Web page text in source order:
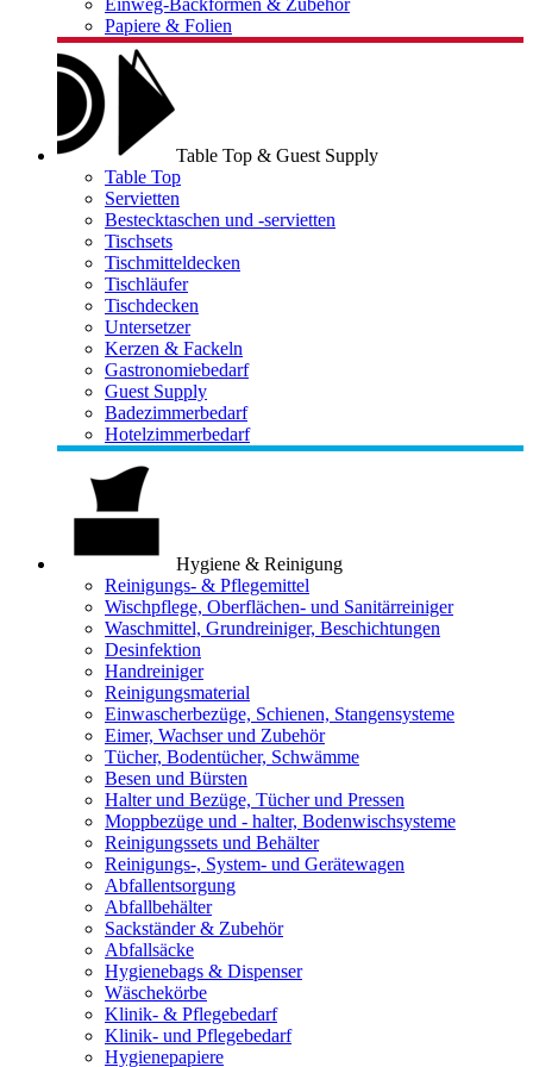
Einweg-Backformen & Zubehör
Papiere & Folien
Table Top & Guest Supply
Table Top
Servietten
Bestecktaschen und -servietten
Tischsets
Tischmitteldecken
Tischläufer
Tischdecken
Untersetzer
Kerzen & Fackeln
Gastronomiebedarf
Guest Supply
Badezimmerbedarf
Hotelzimmerbedarf
Hygiene & Reinigung
Reinigungs- & Pflegemittel
Wischpflege, Oberflächen- und Sanitärreiniger
Waschmittel, Grundreiniger, Beschichtungen
Desinfektion
Handreiniger
Reinigungsmaterial
Einwascherbezüge, Schienen, Stangensysteme
Eimer, Wachser und Zubehör
Tücher, Bodentücher, Schwämme
Besen und Bürsten
Halter und Bezüge, Tücher und Pressen
Moppbezüge und - halter, Bodenwischsysteme
Reinigungssets und Behälter
Reinigungs-, System- und Gerätewagen
Abfallentsorgung
Abfallbehälter
Sackständer & Zubehör
Abfallsäcke
Hygienebags & Dispenser
Wäschekörbe
Klinik- & Pflegebedarf
Klinik- und Pflegebedarf
Hygienepapiere